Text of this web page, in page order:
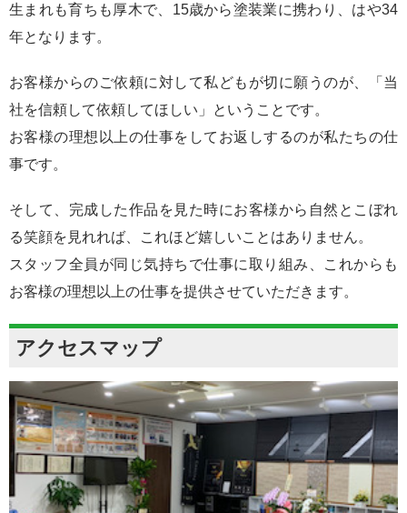
生まれも育ちも厚木で、15歳から塗装業に携わり、はや34
年となります。
お客様からのご依頼に対して私どもが切に願うのが、「当
社を信頼して依頼してほしい」ということです。
お客様の理想以上の仕事をしてお返しするのが私たちの仕
事です。
そして、完成した作品を見た時にお客様から自然とこぼれ
る笑顔を見れれば、これほど嬉しいことはありません。
スタッフ全員が同じ気持ちで仕事に取り組み、これからも
お客様の理想以上の仕事を提供させていただきます。
アクセスマップ